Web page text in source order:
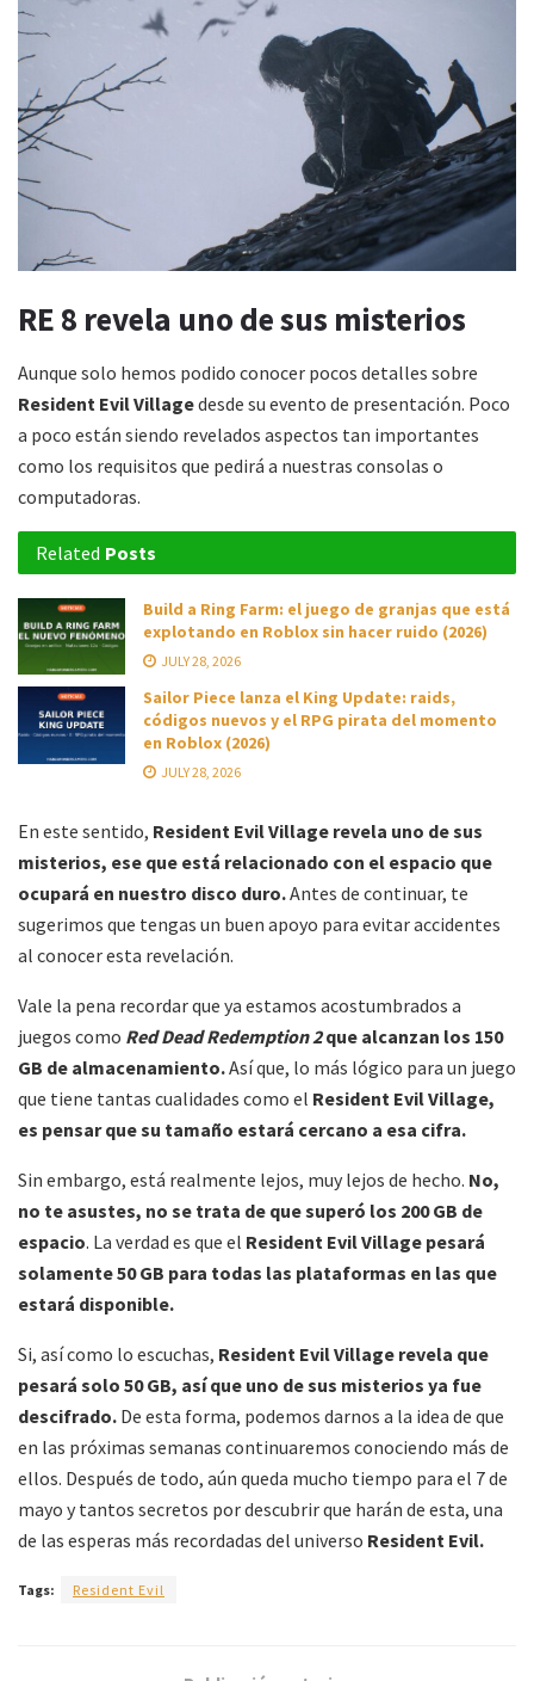
RE 8 revela uno de sus misterios
Aunque solo hemos podido conocer pocos detalles sobre
Resident Evil Villagedesde su evento de presentación. Poco
a poco están siendo revelados aspectos tan importantes
como los requisitos que pedirá a nuestras consolas o
computadoras.
Related Posts
Build a Ring Farm: el juego de granjas que está
explotando en Roblox sin hacer ruido (2026)
JULY 28, 2026
Sailor Piece lanza el King Update: raids,
códigos nuevos y el RPG pirata del momento
en Roblox (2026)
JULY 28, 2026
En este sentido, Resident Evil Village revela uno de sus
misterios, ese que está relacionado con el espacio que
ocupará en nuestro disco duro.Antes de continuar, te
sugerimos que tengas un buen apoyo para evitar accidentes
al conocer esta revelación.
Vale la pena recordar que ya estamos acostumbrados a
juegos como Red Dead Redemption 2que alcanzan los 150
GB de almacenamiento.Así que, lo más lógico para un juego
que tiene tantas cualidades como el Resident Evil Village,
es pensar que su tamaño estará cercano a esa cifra.
Sin embargo, está realmente lejos, muy lejos de hecho. No,
no te asustes, no se trata de que superó los 200 GB de
espacio. La verdad es que el Resident Evil Village pesará
solamente 50 GB para todas las plataformas en las que
estará disponible.
Si, así como lo escuchas, Resident Evil Village revela que
pesará solo 50 GB, así que uno de sus misterios ya fue
descifrado. De esta forma, podemos darnos a la idea de que
en las próximas semanas continuaremos conociendo más de
ellos. Después de todo, aún queda mucho tiempo para el 7 de
mayo y tantos secretos por descubrir que harán de esta, una
de las esperas más recordadas del universo Resident Evil.
Tags: Resident Evil